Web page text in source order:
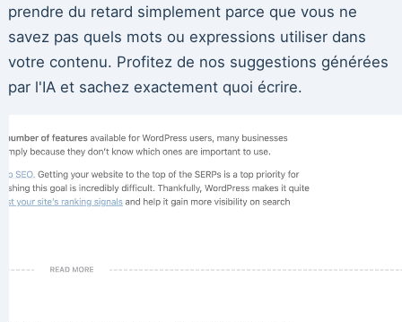
prendre du retard simplement parce que vous ne
savez pas quels mots ou expressions utiliser dans
votre contenu. Profitez de nos suggestions générées
par l'IA et sachez exactement quoi écrire.